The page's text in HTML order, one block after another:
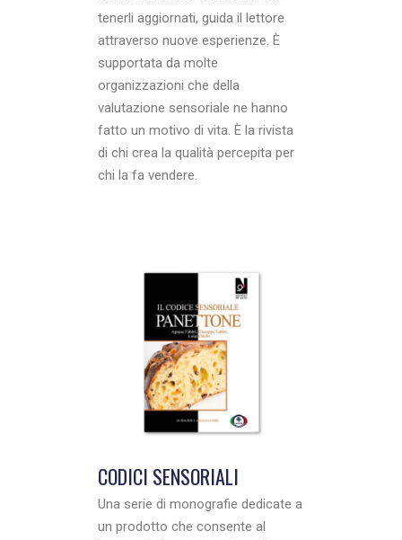
tenerli aggiornati, guida il lettore
attraverso nuove esperienze. È
supportata da molte
organizzazioni che della
valutazione sensoriale ne hanno
fatto un motivo di vita. È la rivista
di chi crea la qualità percepita per
chi la fa vendere.
CODICI SENSORIALI
Una serie di monografie dedicate a
un prodotto che consente al